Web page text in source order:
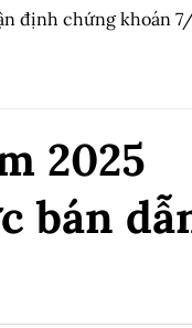
định chứng khoán
2025
bán